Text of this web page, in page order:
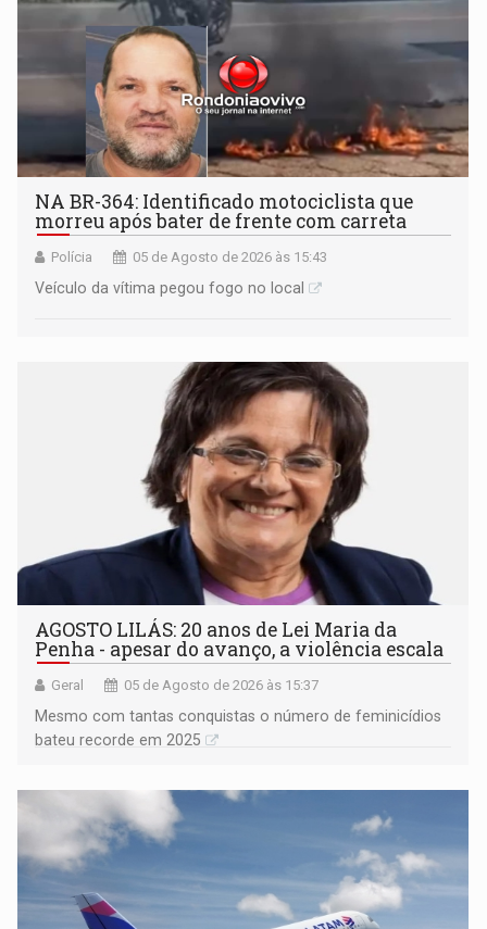
NA BR-364: Identificado motociclista que
morreu após bater de frente com carreta
Polícia 05 de Agosto de 2026 às 15:43
Veículo da vítima pegou fogo no local
AGOSTO LILÁS: 20 anos de Lei Maria da
Penha - apesar do avanço, a violência escala
Geral 05 de Agosto de 2026 às 15:37
Mesmo com tantas conquistas o número de feminicídios
bateu recorde em 2025